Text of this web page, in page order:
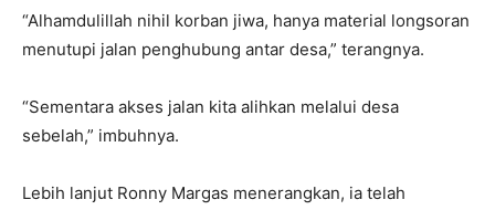
“Alhamdulillah nihil korban jiwa, hanya material longsoran
menutupi jalan penghubung antar desa,” terangnya.
“Sementara akses jalan kita alihkan melalui desa
sebelah,” imbuhnya.
Lebih lanjut Ronny Margas menerangkan, ia telah